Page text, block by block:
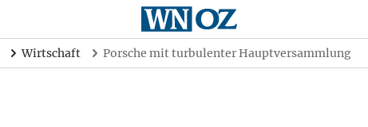
Wirtschaft Porsche mit turbulenter Hauptversammlung